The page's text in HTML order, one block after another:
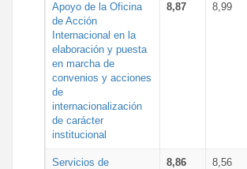
Apoyo de la Oficina
de Acción
Internacional en la
elaboración y puesta
en marcha de
convenios y acciones
de
internacionalización
de carácter
institucional
8,87 8,99
Servicios de
8,86 8,56